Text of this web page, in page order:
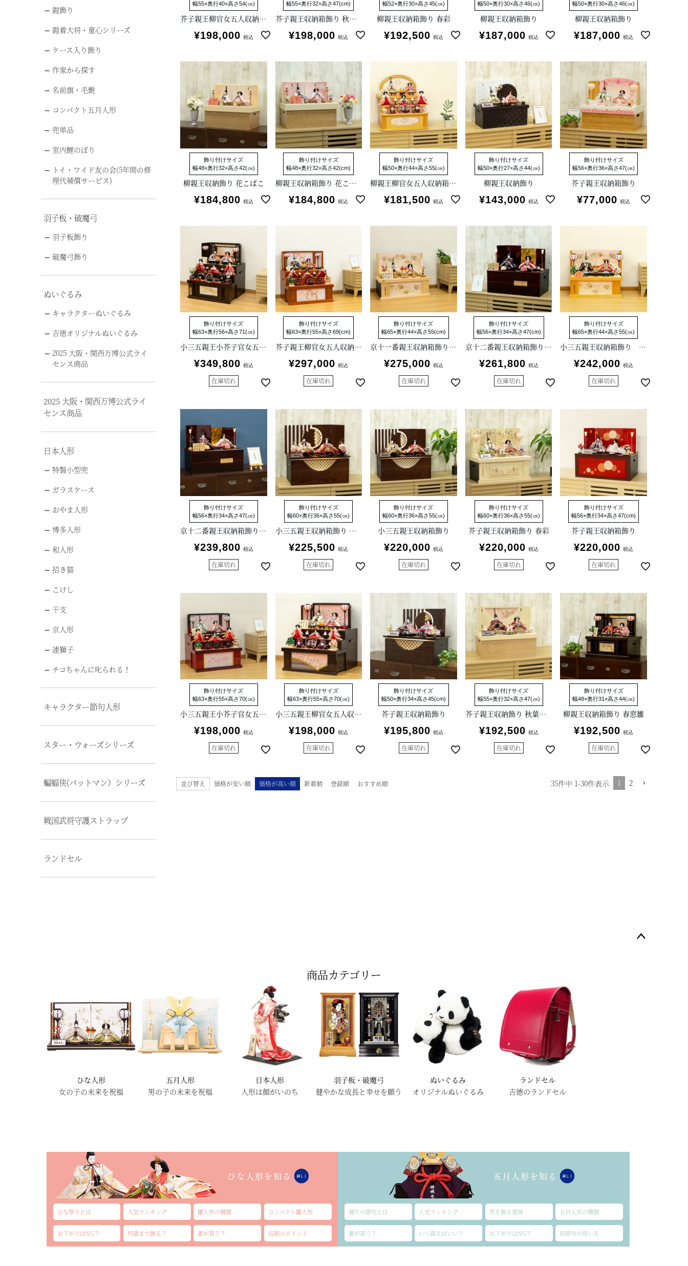
鎧飾り
鎧着大将・童心シリーズ
ケース入り飾り
作家から探す
名前旗・毛氈
コンパクト五月人形
兜単品
室内鯉のぼり
トイ・ワイド友の会(5年間の修
理代補償サービス)
羽子板・破魔弓
羽子板飾り
破魔弓飾り
ぬいぐるみ
キャラクターぬいぐるみ
吉徳オリジナルぬいぐるみ
2025 大阪・関西万博公式ライ
センス商品
2025 大阪・関西万博公式ライ
センス商品
日本人形
特製小型兜
ガラスケース
おやま人形
博多人形
和人形
招き猫
こけし
干支
京人形
連獅子
チコちゃんに叱られる！
キャラクター節句人形
スター・ウォーズシリーズ
蝙蝠侠(バットマン）シリーズ
戦国武将守護ストラップ
ランドセル
幅55×奥行40×高さ54(㎝)
芥子親王柳官女五人収納箱飾り
¥198,000 税込
幅55×奥行32×高さ47(cm)
芥子親王収納箱飾り 秋葉聡作
¥198,000 税込
幅52×奥行30×高さ45(㎝)
柳親王収納箱飾り 春彩
¥192,500 税込
幅50×奥行30×高さ46(㎝)
柳親王収納箱飾り
¥187,000 税込
幅50×奥行30×高さ46(㎝)
柳親王収納箱飾り
¥187,000 税込
飾り付けサイズ
幅48×奥行32×高さ42(㎝)
柳親王収納飾り 花こばこ
¥184,800 税込
飾り付けサイズ
幅48×奥行32×高さ42(cm)
柳親王収納箱飾り 花こばこ
¥184,800 税込
飾り付けサイズ
幅50×奥行44×高さ55(㎝)
柳親王柳官女五人収納箱飾り
¥181,500 税込
飾り付けサイズ
幅50×奥行27×高さ44(㎝)
柳親王収納飾り
¥143,000 税込
飾り付けサイズ
幅56×奥行36×高さ47(㎝)
芥子親王収納箱飾り
¥77,000 税込
飾り付けサイズ
幅63×奥行56×高さ71(㎝)
小三五親王小芥子官女五人収納箱飾り 春窓雛
¥349,800 税込
在庫切れ
飾り付けサイズ
幅63×奥行55×高さ69(cm)
芥子親王柳官女五人収納箱飾り 花ひいな
¥297,000 税込
在庫切れ
飾り付けサイズ
幅65×奥行44×高さ55(cm)
京十一番親王収納箱飾り 江都みやび
¥275,000 税込
在庫切れ
飾り付けサイズ
幅56×奥行34×高さ47(cm)
京十二番親王収納箱飾り 江都みやび
¥261,800 税込
在庫切れ
飾り付けサイズ
幅65×奥行44×高さ55(㎝)
小三五親王収納箱飾り 花ひいな
¥242,000 税込
在庫切れ
飾り付けサイズ
幅56×奥行34×高さ47(㎝)
京十二番親王収納箱飾り 江都みやび
¥239,800 税込
在庫切れ
飾り付けサイズ
幅60×奥行36×高さ55(㎝)
小三五親王収納箱飾り 秋葉聡作
¥225,500 税込
在庫切れ
飾り付けサイズ
幅60×奥行36×高さ55(㎝)
小三五親王収納箱飾り
¥220,000 税込
在庫切れ
飾り付けサイズ
幅60×奥行36×高さ55(㎝)
芥子親王収納箱飾り 春彩
¥220,000 税込
在庫切れ
飾り付けサイズ
幅56×奥行34×高さ47(cm)
芥子親王収納箱飾り
¥220,000 税込
在庫切れ
飾り付けサイズ
幅63×奥行55×高さ70(㎝)
小三五親王小芥子官女五人収納箱飾り
¥198,000 税込
在庫切れ
飾り付けサイズ
幅63×奥行55×高さ70(㎝)
小三五親王柳官女五人収納箱飾り
¥198,000 税込
在庫切れ
飾り付けサイズ
幅50×奥行34×高さ45(cm)
芥子親王収納箱飾り
¥195,800 税込
在庫切れ
飾り付けサイズ
幅55×奥行32×高さ47(㎝)
芥子親王収納飾り 秋葉聡作
¥192,500 税込
在庫切れ
飾り付けサイズ
幅48×奥行31×高さ44(㎝)
柳親王収納箱飾り 春窓雛
¥192,500 税込
在庫切れ
並び替え 価格が安い順 価格が高い順 新着順 登録順 おすすめ順 35件中 1-30件表示 1 2
商品カテゴリー
ひな人形
女の子の未来を祝福
五月人形
男の子の未来を祝福
日本人形
人形は顔がいのち
羽子板・破魔弓
健やかな成長と幸せを願う
ぬいぐるみ
オリジナルぬいぐるみ
ランドセル
吉德のランドセル
ひな祭りとは 人気ランキング 雛人形の種類 コンパクト雛人形
お下がりはNG？ 何歳まで飾る？ 誰が買う？ 収納のポイント
端午の節句とは 人気ランキング 兜を飾る意味 五月人形の種類
誰が買う？ いつ買えばいい？ お下がりはNG？ 初節句の祝い方